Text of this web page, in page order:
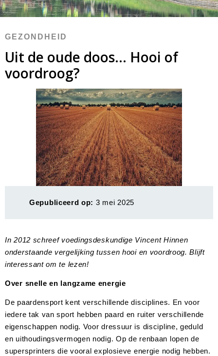
GEZONDHEID
Uit de oude doos… Hooi of
voordroog?
Gepubliceerd op: 3 mei 2025
In 2012 schreef voedingsdeskundige Vincent Hinnen
onderstaande vergelijking tussen hooi en voordroog. Blijft
interessant om te lezen!
Over snelle en langzame energie
De paardensport kent verschillende disciplines. En voor
iedere tak van sport hebben paard en ruiter verschillende
eigenschappen nodig. Voor dressuur is discipline, geduld
en uithoudingsvermogen nodig. Op de renbaan lopen de
supersprinters die vooral explosieve energie nodig hebben.